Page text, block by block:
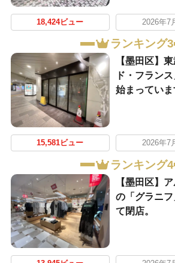
18,424ビュー 2026年7
ランキング3
【墨田区】
ド・フラン
始まっていま
15,581ビュー 2026年7
ランキング4
【墨田区】
の「グラニ
て閉店。